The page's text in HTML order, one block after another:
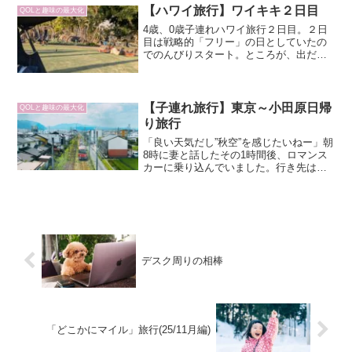
に決定連絡があるとは、JALのスタッフ
さん？それ...
QOLと趣味の最大化 【ハワイ旅行】ワイキキ２日目
4歳、0歳子連れハワイ旅行２日目。２日
目は戦略的「フリー」の日としていたの
でのんびりスタート。ところが、出だし
QOLと趣味の最大化
【子連れ旅行】東京～小田原日帰
り旅行
「良い天気だし”秋空”を感じたいねー」朝
8時に妻と話したその1時間後、ロマンス
カーに乗り込んでいました。行き先は
デスク周りの相棒
「どこかにマイル」旅行(25/11月編)